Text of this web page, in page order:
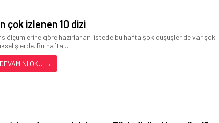
çok izlenen 10 dizi
ölçümlerine göre hazırlanan listede bu hafta şok düşüşler de var şok
Bu hafta...
DEVAMINI OKU →